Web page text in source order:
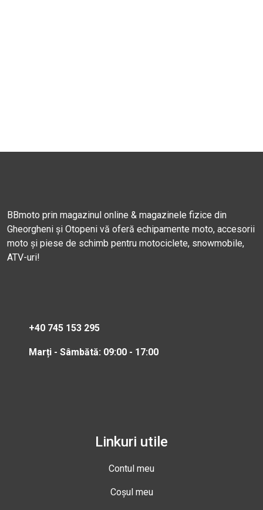
BBmoto prin magazinul online & magazinele fizice din
Gheorgheni și Otopeni vă oferă echipamente moto, accesorii
moto și piese de schimb pentru motociclete, snowmobile,
ATV-uri!
+40 745 153 295
Marți - Sâmbătă: 09:00 - 17:00
Linkuri utile
Contul meu
Coșul meu